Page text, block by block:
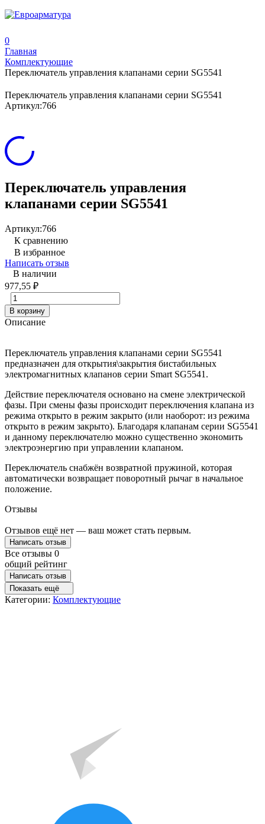
0
Главная
Комплектующие
Переключатель управления клапанами серии SG5541
Переключатель управления клапанами серии SG5541
Артикул:766
Переключатель управления
клапанами серии SG5541
Артикул:766
К сравнению
В избранное
Написать отзыв
В наличии
977,55 ₽
В корзину
Описание
Переключатель управления клапанами серии SG5541
предназначен для открытия\закрытия бистабильных
электромагнитных клапанов серии Smart SG5541.
Действие переключателя основано на смене электрической
фазы. При смены фазы происходит переключения клапана из
режима открыто в режим закрыто (или наоборот: из режима
открыто в режим закрыто). Благодаря клапанам серии SG5541
и данному переключателю можно существенно экономить
электроэнергию при управлении клапаном.
Переключатель снабжён возвратной пружиной, которая
автоматически возвращает поворотный рычаг в начальное
положение.
Отзывы
Отзывов ещё нет — ваш может стать первым.
Написать отзыв
Все отзывы 0
общий рейтинг
Написать отзыв
Показать ещё
Категории: Комплектующие